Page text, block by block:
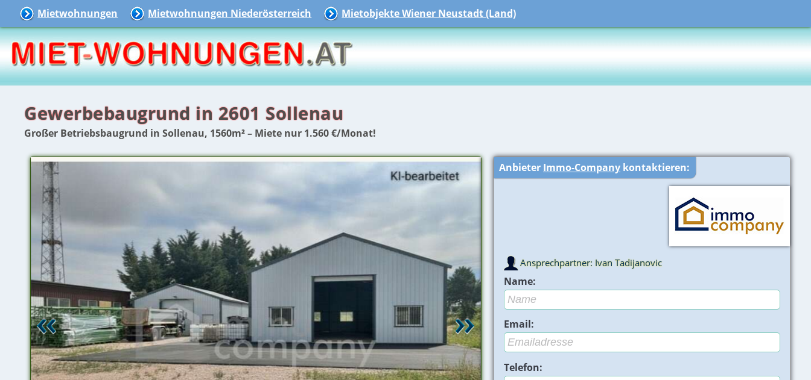
Mietwohnungen Mietwohnungen Niederösterreich Mietobjekte Wiener Neustadt (Land)
Gewerbebaugrund in 2601 Sollenau
Großer Betriebsbaugrund in Sollenau, 1560m² – Miete nur 1.560 €/Monat!
Anbieter Immo-Company kontaktieren:
Ansprechpartner: Ivan Tadijanovic
Name:
Email:
Telefon: